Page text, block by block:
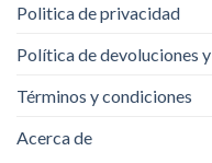
Politica de privacidad
Política de devoluciones
Términos y condiciones
Acerca de